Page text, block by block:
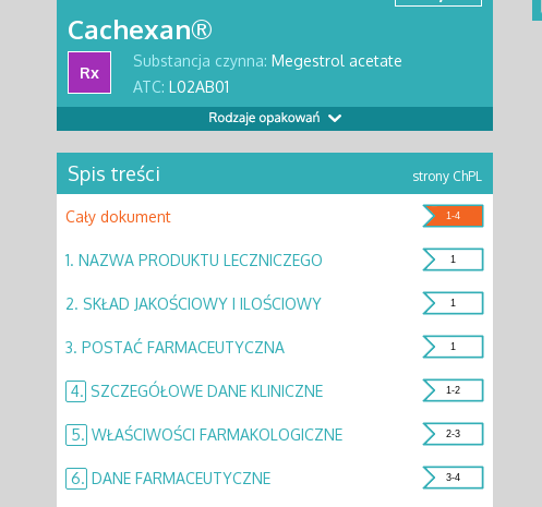
Cachexan®
Substancja czynna: Megestrol acetate
ATC: L02AB01
Rx
Spis treści strony ChPL
Cały dokument 1-4
1. NAZWA PRODUKTU LECZNICZEGO 1
2. SKŁAD JAKOŚCIOWY I ILOŚCIOWY 1
3. POSTAĆ FARMACEUTYCZNA 1
4. SZCZEGÓŁOWE DANE KLINICZNE 1-2
5. WŁAŚCIWOŚCI FARMAKOLOGICZNE 2-3
6. DANE FARMACEUTYCZNE 3-4